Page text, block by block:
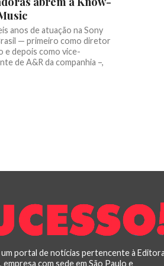
anos de atuação na Sony
— primeiro como diretor
e depois como vice-
de A&R da companhia –,
um portal de notícias pertencente à
empresa com sede em São Paulo e